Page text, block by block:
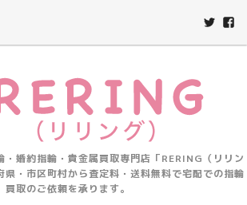
・婚約指輪・貴金属買取専門店「RERING（リリン
県・市区町村から査定料・送料無料で宅配での指輪
買取のご依頼を承ります。